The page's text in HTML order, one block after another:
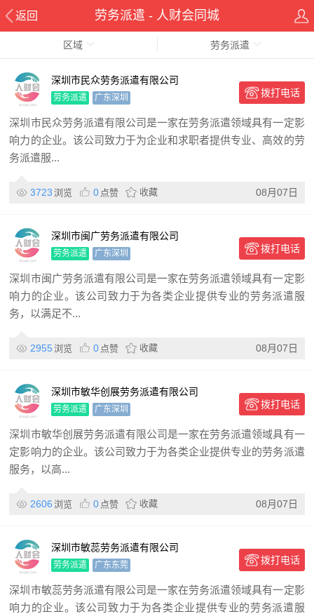
区域 劳务派遣
深圳市民众劳务派遣有限公司
劳务派遣 广东深圳 拨打电话
深圳市民众劳务派遣有限公司是一家在劳务派遣领域具有一定影
响力的企业。该公司致力于为企业和求职者提供专业、高效的劳
务派遣服...
3723 浏览 0 点赞 收藏 08月07日
深圳市闽广劳务派遣有限公司
劳务派遣 广东深圳 拨打电话
深圳市闽广劳务派遣有限公司是一家在劳务派遣领域具有一定影
响力的企业。该公司致力于为各类企业提供专业的劳务派遣服
务，以满足不...
2955 浏览 0 点赞 收藏 08月07日
深圳市敏华创展劳务派遣有限公司
劳务派遣 广东深圳 拨打电话
深圳市敏华创展劳务派遣有限公司是一家在劳务派遣领域具有一
定影响力的企业。该公司致力于为各类企业提供专业的劳务派遣
服务，以高...
2606 浏览 0 点赞 收藏 08月07日
深圳市敏蕊劳务派遣有限公司
劳务派遣 广东东莞 拨打电话
深圳市敏蕊劳务派遣有限公司是一家在劳务派遣领域具有一定影
响力的企业。该公司致力于为各类企业提供专业的劳务派遣服
返回 劳务派遣 - 人财会同城